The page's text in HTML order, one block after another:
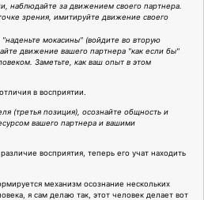
наблюдайте за движением своего партнера.
зрения, имитируйте движение своего
мокасины" (войдите во вторую
движение вашего партнера "как если бы"
Заметьте, как ваш опыт в этом
в восприятии.
(третья позиция), осознайте общность и
вашего партнера и вашими
восприятия, теперь его учат находить
механизм осознание нескольких
я сам делаю так, этот человек делает вот